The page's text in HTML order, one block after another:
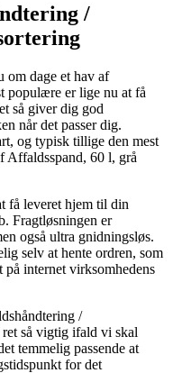
/
om dage et hav af
populære er lige nu at få
så giver dig god
når det passer dig.
og typisk tillige den mest
Affaldsspand, 60 l, grå
få leveret hjem til din
Fragtløsningen er
også ultra gnidningsløs.
selv at hente ordren, som
internet virksomhedens
/
så vigtig ifald vi skal
temmelig passende at
for det